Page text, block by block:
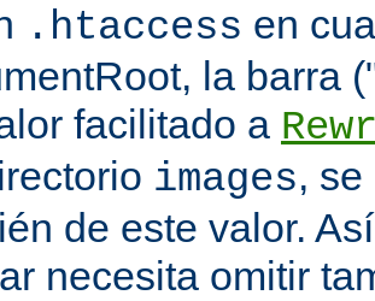
.htaccess en
la barra
facilitado a
images,
de este valor.
necesita omitir